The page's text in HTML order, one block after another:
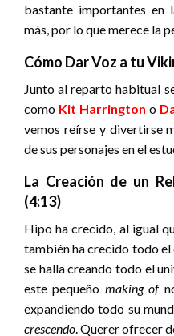
bastante importantes en
más, por lo que merece la
Cómo Dar Voz a tu
Junto al reparto habitual
como Kit Harrington o
vemos reírse y divertirse
de sus personajes en el
La Creación de un
(4:13)
Hipo ha crecido, al igual
también ha crecido todo
se halla creando todo el
este pequeño making of
expandiendo todo su
crescendo. Querer ofrecer